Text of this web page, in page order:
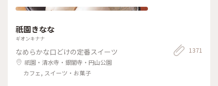
ても疲れます… 夕方の空いてる時間を狙うのがいいのかもです
祇園きなな
ギオンキナナ
なめらかな口どけの定番スイーツ
祇園・清水寺・銀閣寺・円山公園
カフェ, スイーツ・お菓子
1371